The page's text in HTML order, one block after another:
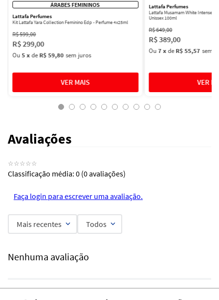
ÁRABES FEMININOS
Lattafa Perfumes
Kit Lattafa Yara Collection Feminino Edp - Perfume 4x25ml
R$599,00
R$ 299,00
Ou5 xdeR$ 59,80 sem juros
Lattafa Perfumes
Lattafa Musamam White Intense
Unissex 100ml
R$649,00
R$389,00
Ou7xdeR$ 55,57 sem
Avaliações
☆☆☆☆☆
Classificação média: 0 (0 avaliações)
Faça login para escrever uma avaliação.
Mais recentes Todos
Nenhuma avaliação